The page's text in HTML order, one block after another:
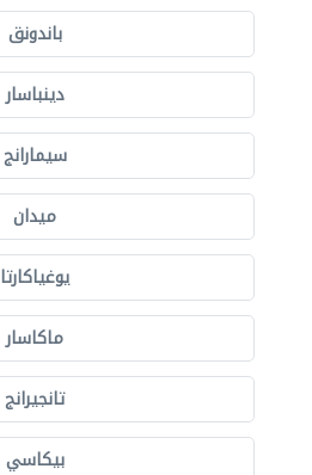
باندونق
دينباسار
سيمارانج
ميدان
يوغياكارتا
ماكاسار
تانجيرانج
بيكاسي